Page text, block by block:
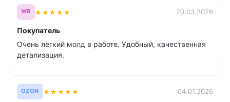
WB ★★★★★ 20.03.2026
Покупатель
Очень лёгкий молд в работе. Удобный, качественная
детализация.
OZON ★★★★★ 04.01.2026